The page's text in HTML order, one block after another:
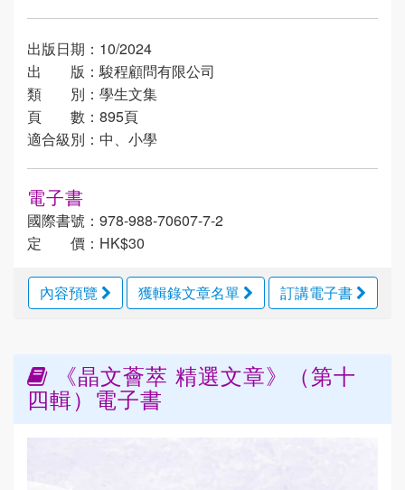
出版日期：10/2024
出 版：駿程顧問有限公司
類 別：學生文集
頁 數：895頁
適合級別：中、小學
電子書
國際書號：978-988-70607-7-2
定 價：HK$30
內容預覽 獲輯錄文章名單 訂講電子書
《晶文薈萃 精選文章》（第十
四輯）電子書